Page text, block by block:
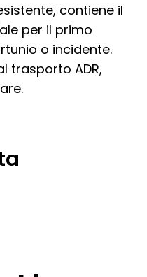
contiene il
per il primo
o incidente.
trasporto ADR,